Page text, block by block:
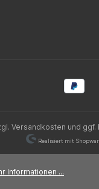
Versandkosten und ggf.
Realisiert mit
Informationen ...